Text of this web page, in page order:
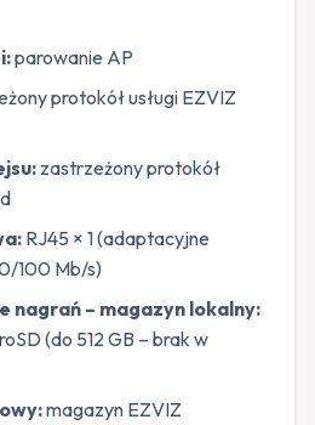
parowanie AP
protokół usługi EZVIZ
zastrzeżony protokół
RJ45 × 1 (adaptacyjne
100 Mb/s)
nagrań – magazyn lokalny:
(do 512 GB – brak w
magazyn EZVIZ